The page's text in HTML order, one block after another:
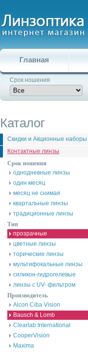
Главная
Срок ношения
Каталог
Скидки и Акционные наборы
Контактные линзы
Срок ношения
однодневные линзы
один месяц
месяц не снимая
квартальные линзы
традиционные линзы
Тип
прозрачные
цветные линзы
торические линзы
мультифокальные линзы
силикон-гидрогелевые
линзы с UV- фильтром
Производитель
Alcon Ciba Vision
Bausch & Lomb
Clearlab International
CooperVision
Maxima